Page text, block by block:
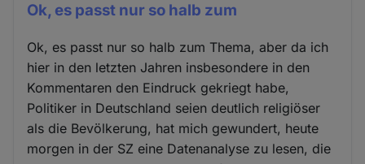
Ok, es passt nur so halb zum
Ok, es passt nur so halb zum Thema, aber da ich
hier in den letzten Jahren insbesondere in den
Kommentaren den Eindruck gekriegt habe,
Politiker in Deutschland seien deutlich religiöser
als die Bevölkerung, hat mich gewundert, heute
morgen in der SZ eine Datenanalyse zu lesen, die